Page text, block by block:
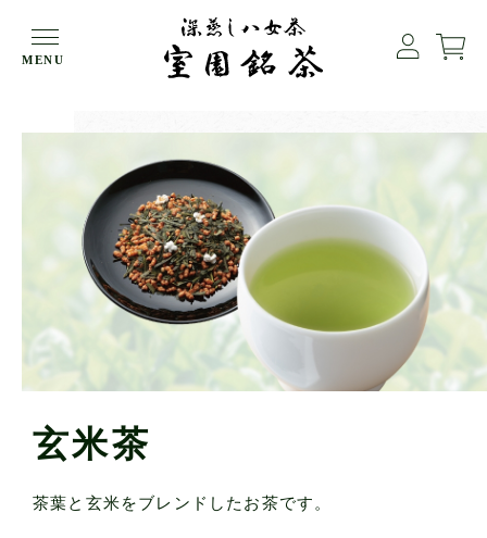
MENU
HOME
玄米茶
茶葉と玄米をブレンドしたお茶です。